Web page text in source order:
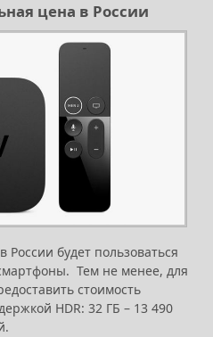
цена в России
будет пользоваться
Тем не менее, для
стоимость
HDR: 32 ГБ – 13 490